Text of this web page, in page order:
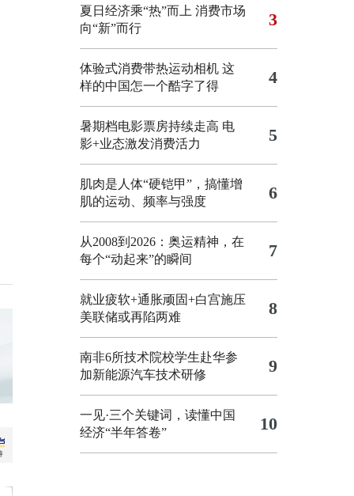
夏日经济乘“热”而上 消费市场
向“新”而行
3
体验式消费带热运动相机 这
样的中国怎一个酷字了得
4
暑期档电影票房持续走高 电
影+业态激发消费活力
5
肌肉是人体“硬铠甲”，搞懂增
肌的运动、频率与强度
6
从2008到2026：奥运精神，在
每个“动起来”的瞬间
7
就业疲软+通胀顽固+白宫施压
美联储或再陷两难
8
南非6所技术院校学生赴华参
加新能源汽车技术研修
9
一见·三个关键词，读懂中国
经济“半年答卷”
10